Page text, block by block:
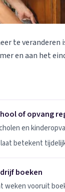
te veranderen
en aan het
opvang regelen
of opvang
en
betekent
afvinken
boeken
weken vooruit